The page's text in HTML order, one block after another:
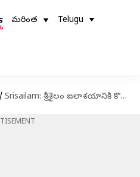
మరింత Telugu
/ Srisailam: శ్రీశైలం జలాశయానికి కొనసాగుతున్న వరద ప్రవాహం